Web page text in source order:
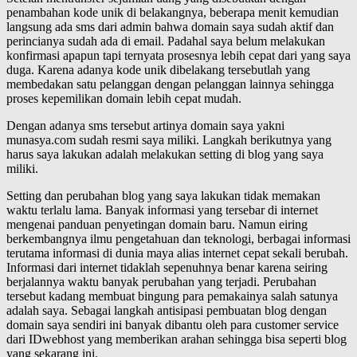
penambahan kode unik di belakangnya, beberapa menit kemudian
langsung ada sms dari admin bahwa domain saya sudah aktif dan
perincianya sudah ada di email. Padahal saya belum melakukan
konfirmasi apapun tapi ternyata prosesnya lebih cepat dari yang saya
duga. Karena adanya kode unik dibelakang tersebutlah yang
membedakan satu pelanggan dengan pelanggan lainnya sehingga
proses kepemilikan domain lebih cepat mudah.
Dengan adanya sms tersebut artinya domain saya yakni
munasya.com sudah resmi saya miliki. Langkah berikutnya yang
harus saya lakukan adalah melakukan setting di blog yang saya
miliki.
Setting dan perubahan blog yang saya lakukan tidak memakan
waktu terlalu lama. Banyak informasi yang tersebar di internet
mengenai panduan penyetingan domain baru. Namun eiring
berkembangnya ilmu pengetahuan dan teknologi, berbagai informasi
terutama informasi di dunia maya alias internet cepat sekali berubah.
Informasi dari internet tidaklah sepenuhnya benar karena seiring
berjalannya waktu banyak perubahan yang terjadi. Perubahan
tersebut kadang membuat bingung para pemakainya salah satunya
adalah saya. Sebagai langkah antisipasi pembuatan blog dengan
domain saya sendiri ini banyak dibantu oleh para customer service
dari IDwebhost yang memberikan arahan sehingga bisa seperti blog
yang sekarang ini.